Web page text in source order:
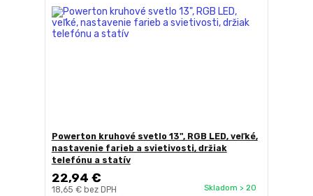
Powerton kruhové svetlo 13", RGB LED, veľké,
nastavenie farieb a svietivosti, držiak
telefónu a statív
22,94 €
18,65 € bez DPH Skladom > 20